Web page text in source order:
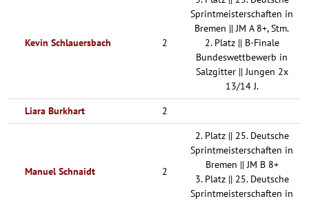
Kevin Schlauersbach 2
Sprintmeisterschaften in
Bremen || JM A 8+, Stm.
2. Platz || B-Finale
Bundeswettbewerb in
Salzgitter || Jungen 2x
13/14 J.
Liara Burkhart
2
Manuel Schnaidt 2
2. Platz || 25. Deutsche
Sprintmeisterschaften in
Bremen || JM B 8+
3. Platz || 25. Deutsche
Sprintmeisterschaften in